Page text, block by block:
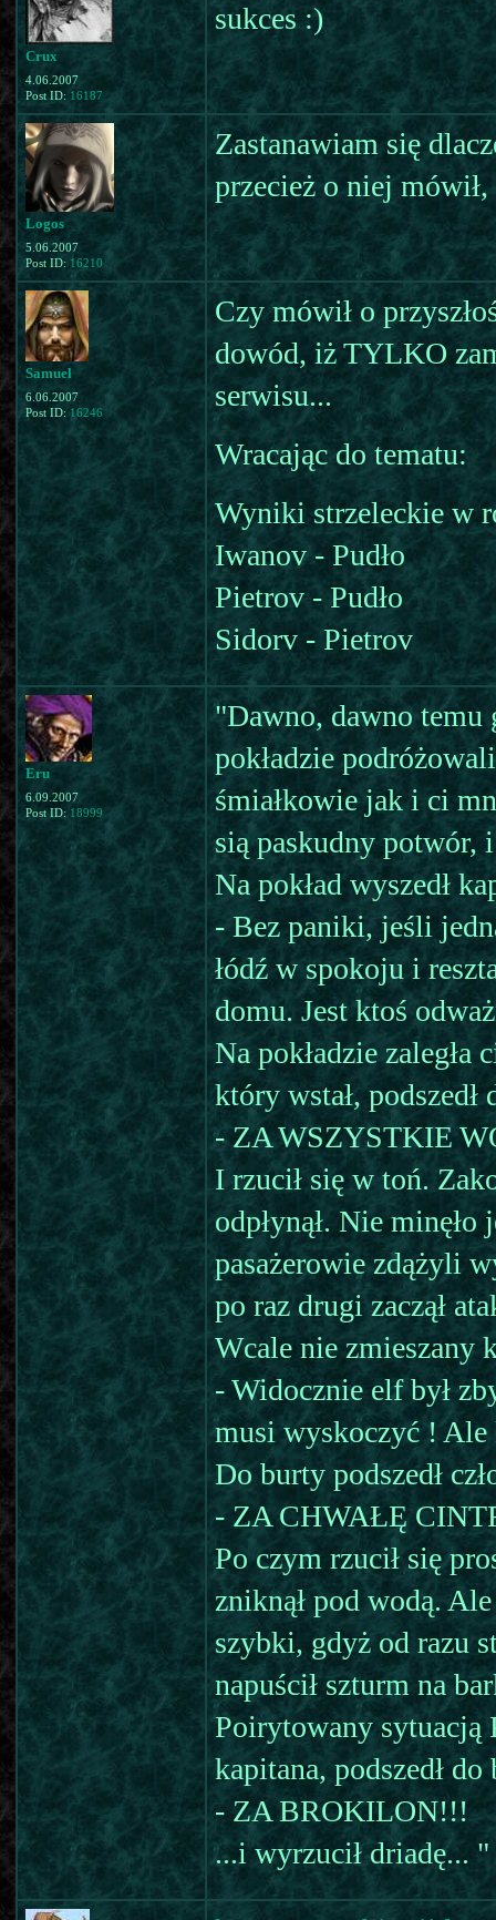
Crux
4.06.2007
Post ID: 16187
sukces :)
Logos
5.06.2007
Post ID: 16210
Zastanawiam się
przecież o niej mówił,
Samuel
6.06.2007
Post ID: 16246
Czy mówił o
dowód, iż TYLKO
serwisu...
Wracając do tematu:
Wyniki strzeleckie w
Iwanov - Pudło
Pietrov - Pudło
Sidorv - Pietrov
Eru
6.09.2007
Post ID: 18999
"Dawno, dawno temu
pokładzie
śmiałkowie jak i ci
sią paskudny potwór,
Na pokład wyszedł
- Bez paniki, jeśli
łódź w spokoju i
domu. Jest ktoś
Na pokładzie zaległa
który wstał, podszedł
- ZA WSZYSTKIE
I rzucił się w toń.
odpłynął. Nie
pasażerowie zdążyli
po raz drugi zaczął
Wcale nie zmieszany
- Widocznie elf był
musi wyskoczyć ! Ale
Do burty podszedł
- ZA CHWAŁĘ
Po czym rzucił się
zniknął pod wodą.
szybki, gdyż od razu
napuścił szturm na
Poirytowany sytuacją
kapitana, podszedł do
- ZA BROKILON!!!
...i wyrzucił driadę... "